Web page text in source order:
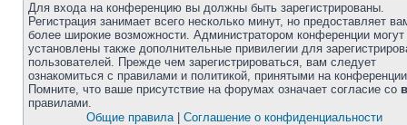
Для входа на конференцию вы должны быть зарегистрированы.
Регистрация занимает всего несколько минут, но предоставляет
более широкие возможности. Администратором конференции
установлены также дополнительные привилегии для
пользователей. Прежде чем зарегистрироваться, вам следует
ознакомиться с правилами и политикой, принятыми на
Помните, что ваше присутствие на форумах означает согласие со
правилами.
Общие правила| Соглашение о конфиденциальности